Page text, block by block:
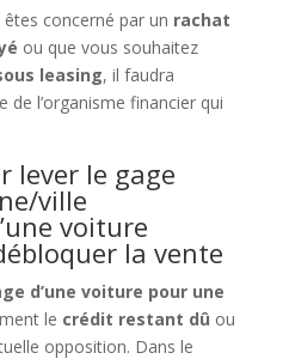
concerné par un rachat
ou que vous souhaitez
leasing, il faudra
de l’organisme financier qui
lever le gage
ville
voiture
la vente
d’une voiture pour une
le crédit restant dû ou
opposition. Dans le